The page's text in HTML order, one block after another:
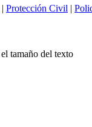
| Protección Civil |